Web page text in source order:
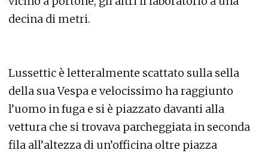
decina di metri.
Lussettic è letteralmente scattato sulla sella
della sua Vespa e velocissimo ha raggiunto
l’uomo in fuga e si è piazzato davanti alla
vettura che si trovava parcheggiata in seconda
fila all’altezza di un’officina oltre piazza